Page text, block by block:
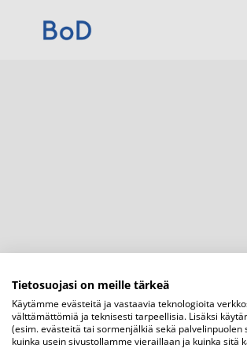
Tietosuojasi on meille tärkeä
Käytämme evästeitä ja vastaavia teknologioita
välttämättömiä ja teknisesti tarpeellisia. Lisäksi
(esim. evästeitä tai sormenjälkiä sekä
kuinka usein sivustollamme vieraillaan ja kuinka sitä